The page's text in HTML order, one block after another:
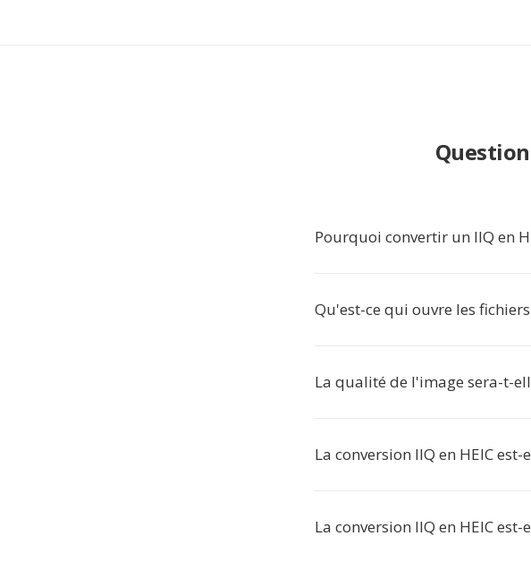
Pourquoi convertir un IIQ en
Qu'est-ce qui ouvre les fichiers
La qualité de l'image sera-t-
La conversion IIQ en HEIC est-
La conversion IIQ en HEIC